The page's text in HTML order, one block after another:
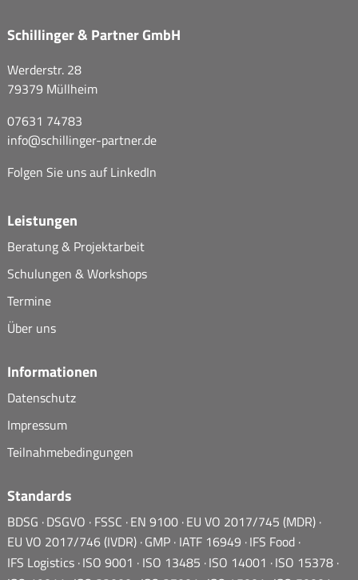
Schillinger & Partner GmbH
Werderstr. 28
79379 Müllheim
07631 74783
info@schillinger-partner.de
Folgen Sie uns auf LinkedIn
Leistungen
Beratung & Projektarbeit
Schulungen & Workshops
Termine
Über uns
Informationen
Datenschutz
Impressum
Teilnahmebedingungen
Standards
BDSG DSGVO FSSC EN 9100 EU VO 2017/745 (MDR)
EU VO 2017/746 (IVDR) GMP IATF 16949 IFS Food
IFS Logistics ISO 9001 ISO 13485 ISO 14001 ISO 15378